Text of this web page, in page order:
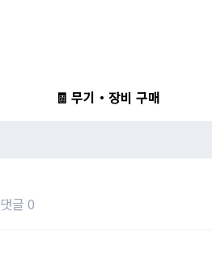
🧾 무기・장비 구매
댓글 0